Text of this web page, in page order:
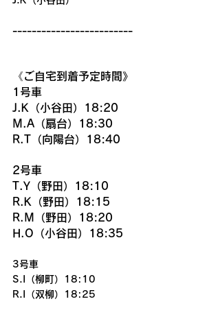
-------------------------
《ご自宅到着予定時間》
1号車
J.K（小谷田）18:20
M.A（扇台）18:30
R.T（向陽台）18:40
2号車
T.Y（野田）18:10
R.K（野田）18:15
R.M（野田）18:20
H.O（小谷田）18:35
3号車
S.I（柳町）18:10
R.I（双柳）18:25